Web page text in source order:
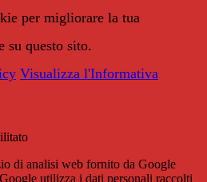
per migliorare la tua
su questo sito.
Visualizza l'Informativa
di analisi web fornito da Google
utilizza i dati personali raccolti